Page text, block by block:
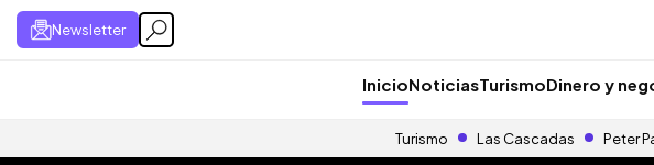
Newsletter
InicioNoticiasTurismoDinero y
Turismo Las Cascadas Peter